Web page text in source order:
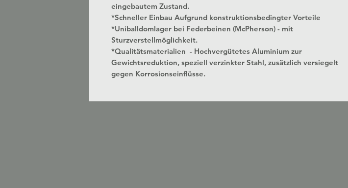
eingebautem Zustand.
*Schneller Einbau Aufgrund konstruktionsbedingter Vorteile
*Uniballdomlager bei Federbeinen (McPherson) - mit
Sturzverstellmöglichkeit.
*Qualitätsmaterialien - Hochvergütetes Aluminium zur
Gewichtsreduktion, speziell verzinkter Stahl, zusätzlich versiegelt
gegen Korrosionseinflüsse.